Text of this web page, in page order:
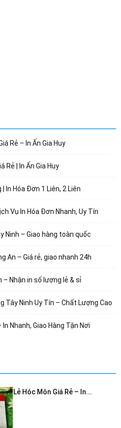
Rẻ – In Ấn Gia Huy
Rẻ | In Ấn Gia Huy
In Hóa Đơn 1 Liên, 2 Liên
Vụ In Hóa Đơn Nhanh, Uy Tín
Ninh – Giao hàng toàn quốc
An – Giá rẻ, giao nhanh 24h
– Nhận in số lượng lẻ & sỉ
Tây Ninh Uy Tín – Chất Lượng Cao
Nhanh, Giao Hàng Tận Nơi
Lẻ Hóc Môn Giá Rẻ – In...